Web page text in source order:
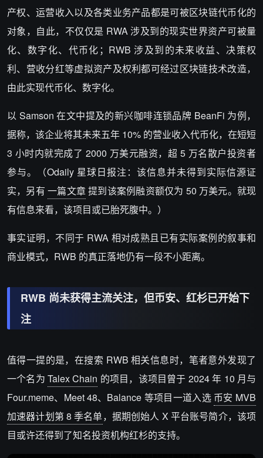
产权、运营收入以及各类业务产品都是可被区块链代币化的
对象，自此，不仅仅是 RWA 涉及到的现实世界资产可被量
化、数字化、代币化；RWB 涉及到的未来收益、决策权
利、营收分红等虚拟资产及权利都可经过区块链技术改造，
由此实现代币化、数字化。
以 Samson 在文中提及的新兴咖啡连锁品牌 BeanFi 为例，
据称，该企业将其未来五年 10% 的营业收入代币化，在短短
3 小时内就完成了 2000 万美元融资，超 5 万名散户投资者
参与。（Odaily 星球日报注：该信息并未得到实际信源证
实，另有一篇文章提到该案例融资额仅为 50 万美元。就现
有信息来看，该项目或已胎死腹中。）
事实证明，不同于 RWA 相对成熟且已有实际案例的叙事和
商业模式，RWB 的真正落地仍有一段不小距离。
RWB 尚未获得主流关注，但币安、红杉已开始下
注
值得一提的是，在搜索 RWB 相关信息时，笔者意外发现了
一个名为Talex Chain 的项目，该项目曾于 2024 年 10 月与
Four.meme、Meet 48、Balance 等项目一道入选 币安 MVB
加速器计划第 8 季名单，据期创始人 X 平台账号简介，该项
目或许还得到了知名投资机构红杉的支持。